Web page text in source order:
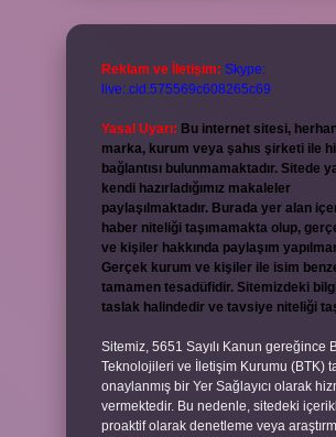
Reklam ve İletişim: Skype:
live:.cid.575569c608265c69
Yasal Uyarı: Bu internet sitesi,
marka, kurum veya şahıs şirketi ile
bağlantısı bulunmamaktadır. Sitede
kendi hazırladığımız makaleler
paylaşılmaktadır. Burada yer alan
haber niteliği taşımamakta olup,
ve kişiler hakkında paylaşım
Gerçek kurum ve kişiler ile isim
tamamen tesadüfidir. Sitemizdeki
taslak halindedir ve tavsiye niteliği
Sitemiz, 5651 Sayılı Kanun gereğince
Teknolojileri ve İletişim Kurumu (BTK)
onaylanmış bir Yer Sağlayıcı olarak
vermektedir. Bu nedenle, sitedeki
proaktif olarak denetleme veya